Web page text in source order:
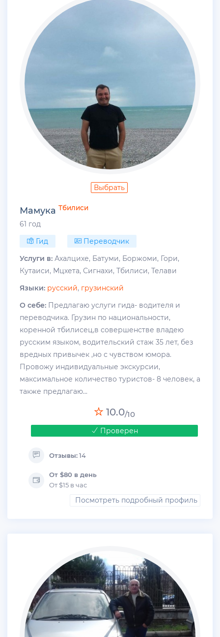
Выбрать
Мамука Тбилиси
61 год
Гид
Переводчик
Услуги в: Ахалцихе, Батуми, Боржоми, Гори,
Кутаиси, Мцхета, Сигнахи, Тбилиси, Телави
Языки: русский, грузинский
О себе: Предлагаю услуги гида- водителя и
переводчика. Грузин по национальности,
коренной тбилисец,в совершенстве владею
русским языком, водительский стаж 35 лет, без
вредных привычек ,но с чувством юмора.
Провожу индивидуальные экскурсии,
максимальное количество туристов- 8 человек, а
также предлагаю...
10.0/10
Проверен
Отзывы:14
От $80 в день
От $15 в час
Посмотреть подробный профиль